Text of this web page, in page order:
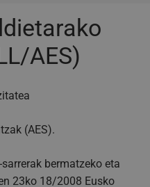
AES)
(AES).
sarrerak bermatzeko eta
23ko 18/2008 Eusko